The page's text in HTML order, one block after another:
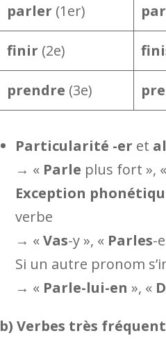
parler (1er)
finir (2e)
prendre (3e)
Particularité -er et
→ « Parle plus fort »,
Exception
verbe
→ «Vas-y », « Parles-
Si un autre pronom
→ « Parle-lui-en », «
b) Verbes très